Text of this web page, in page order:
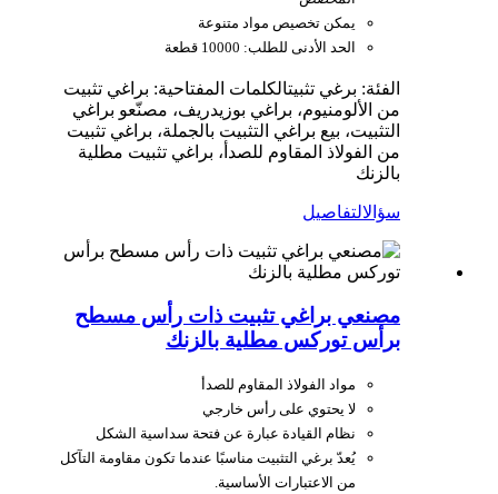
يمكن تخصيص مواد متنوعة
الحد الأدنى للطلب: 10000 قطعة
الفئة: برغي تثبيتالكلمات المفتاحية: براغي تثبيت
من الألومنيوم، براغي بوزيدريف، مصنّعو براغي
التثبيت، بيع براغي التثبيت بالجملة، براغي تثبيت
من الفولاذ المقاوم للصدأ، براغي تثبيت مطلية
بالزنك
سؤالالتفاصيل
مصنعي براغي تثبيت ذات رأس مسطح
برأس توركس مطلية بالزنك
مواد الفولاذ المقاوم للصدأ
لا يحتوي على رأس خارجي
نظام القيادة عبارة عن فتحة سداسية الشكل
يُعدّ برغي التثبيت مناسبًا عندما تكون مقاومة التآكل
من الاعتبارات الأساسية.